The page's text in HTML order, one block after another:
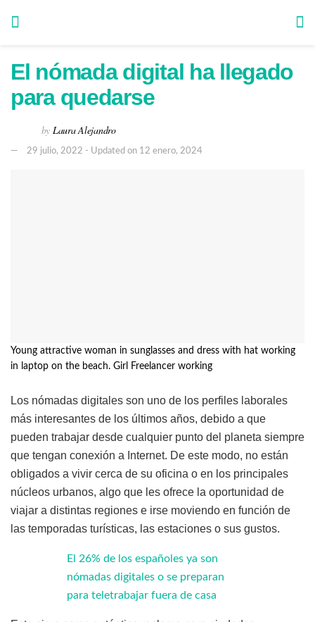
El nómada digital ha llegado
para quedarse
by Laura Alejandro
29 julio, 2022 - Updated on 12 enero, 2024
Young attractive woman in sunglasses and dress with hat working
in laptop on the beach. Girl Freelancer working
Los nómadas digitales son uno de los perfiles laborales
más interesantes de los últimos años, debido a que
pueden trabajar desde cualquier punto del planeta siempre
que tengan conexión a Internet. De este modo, no están
obligados a vivir cerca de su oficina o en los principales
núcleos urbanos, algo que les ofrece la oportunidad de
viajar a distintas regiones e irse moviendo en función de
las temporadas turísticas, las estaciones o sus gustos.
El 26% de los españoles ya son
nómadas digitales o se preparan
para teletrabajar fuera de casa